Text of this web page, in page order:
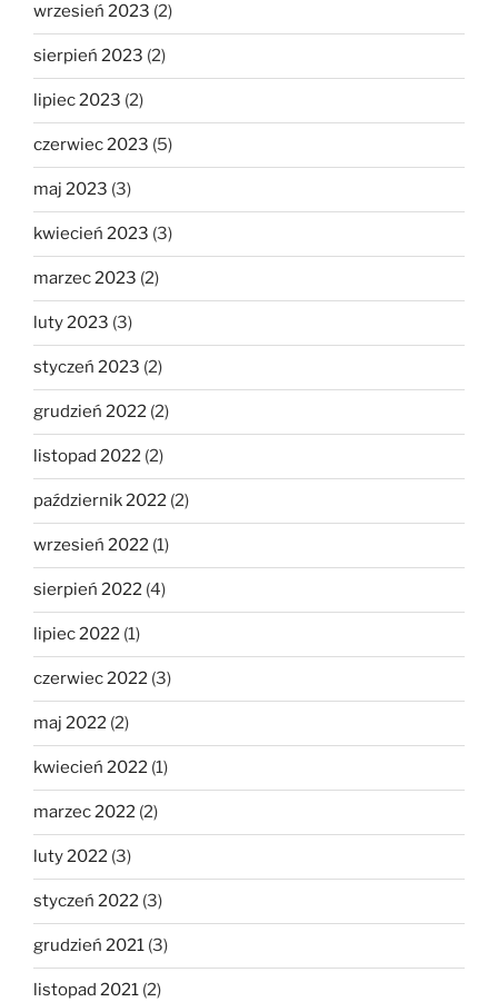
wrzesień 2023 (2)
sierpień 2023 (2)
lipiec 2023 (2)
czerwiec 2023 (5)
maj 2023 (3)
kwiecień 2023 (3)
marzec 2023 (2)
luty 2023 (3)
styczeń 2023 (2)
grudzień 2022 (2)
listopad 2022 (2)
październik 2022 (2)
wrzesień 2022 (1)
sierpień 2022 (4)
lipiec 2022 (1)
czerwiec 2022 (3)
maj 2022 (2)
kwiecień 2022 (1)
marzec 2022 (2)
luty 2022 (3)
styczeń 2022 (3)
grudzień 2021 (3)
listopad 2021 (2)